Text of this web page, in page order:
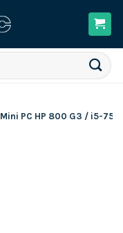
Mini PC HP 800 G3 / i5-